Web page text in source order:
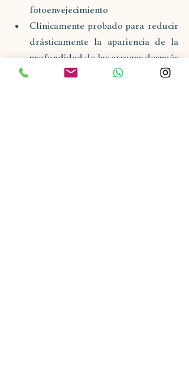
fotoenvejecimiento
Clínicamente probado para reducir
drásticamente la apariencia de la
profundidad de las arrugas después
de 2 semanas de uso